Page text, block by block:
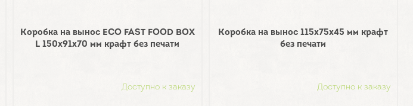
Коробка на вынос ECO FAST FOOD BOX
L 150х91х70 мм крафт без печати
Доступно к заказу
Коробка на вынос 115х75х45 мм крафт
без печати
Доступно к заказу